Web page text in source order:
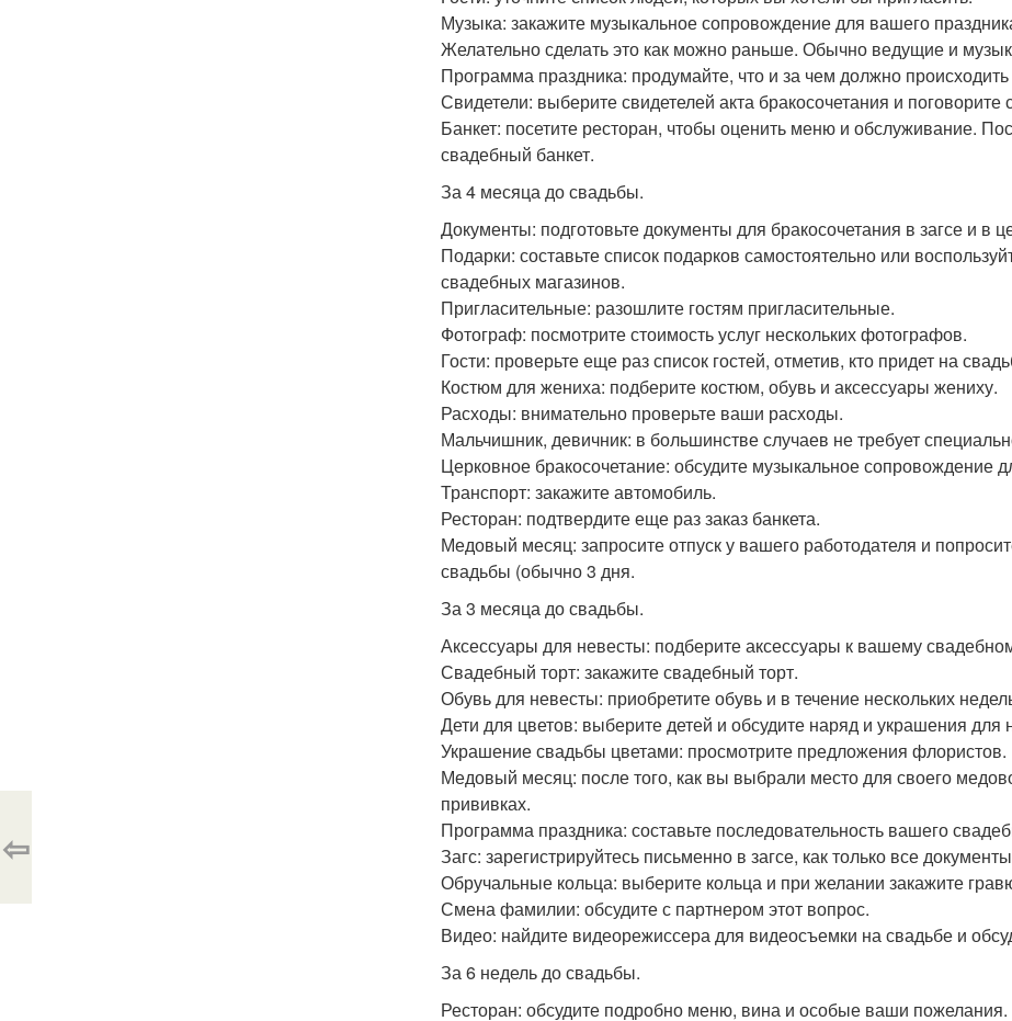
Музыка: закажите музыкальное сопровождение для вашего
Желательно сделать это как можно раньше. Обычно ведущие и
Программа праздника: продумайте, что и за чем должно
Свидетели: выберите свидетелей акта бракосочетания и поговорите
Банкет: посетите ресторан, чтобы оценить меню и обслуживание.
свадебный банкет.
За 4 месяца до свадьбы.
Документы: подготовьте документы для бракосочетания в загсе и в
Подарки: составьте список подарков самостоятельно или
свадебных магазинов.
Пригласительные: разошлите гостям пригласительные.
Фотограф: посмотрите стоимость услуг нескольких фотографов.
Гости: проверьте еще раз список гостей, отметив, кто придет на
Костюм для жениха: подберите костюм, обувь и аксессуары жениху.
Расходы: внимательно проверьте ваши расходы.
Мальчишник, девичник: в большинстве случаев не требует
Церковное бракосочетание: обсудите музыкальное сопровождение
Транспорт: закажите автомобиль.
Ресторан: подтвердите еще раз заказ банкета.
Медовый месяц: запросите отпуск у вашего работодателя и
свадьбы (обычно 3 дня.
За 3 месяца до свадьбы.
Аксессуары для невесты: подберите аксессуары к вашему
Свадебный торт: закажите свадебный торт.
Обувь для невесты: приобретите обувь и в течение нескольких
Дети для цветов: выберите детей и обсудите наряд и украшения для
Украшение свадьбы цветами: просмотрите предложения флористов.
Медовый месяц: после того, как вы выбрали место для своего
прививках.
Программа праздника: составьте последовательность вашего
Загс: зарегистрируйтесь письменно в загсе, как только все
Обручальные кольца: выберите кольца и при желании закажите
Смена фамилии: обсудите с партнером этот вопрос.
Видео: найдите видеорежиссера для видеосъемки на свадьбе и
За 6 недель до свадьбы.
Ресторан: обсудите подробно меню, вина и особые ваши пожелания.
⇦